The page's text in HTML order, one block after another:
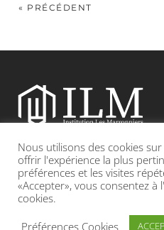
« PRÉCÉDENT
Etablissement catholique sous
Adresse : 19, Grande rue
INFOS LÉGALES
Nous utilisons des cookies
offrir l'expérience la plus
préférences et les visites
«Accepter», vous consentez à
cookies.
Préférences Cookies